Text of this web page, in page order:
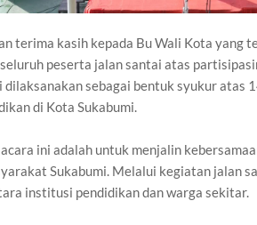
terima kasih kepada Bu Wali Kota yang
peserta jalan santai atas
dilaksanakan sebagai bentuk syukur atas
di Kota Sukabumi.
ini adalah untuk menjalin
Sukabumi. Melalui kegiatan jalan
institusi pendidikan dan warga sekitar.